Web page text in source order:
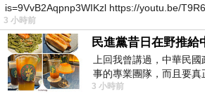
is=9VvB2Aqpnp3WIKzl https://youtu.be/
3 小時前
民進黨昔日在野推給
上回我曾講過，中華民
事的專業團隊，而且要
是只會到處甩鍋的雙標團
3 小時前